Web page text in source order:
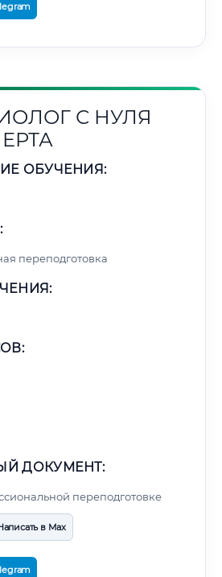
С НУЛЯ
ОБУЧЕНИЯ:
переподготовка
ДОКУМЕНТ:
переподготовке
в Max